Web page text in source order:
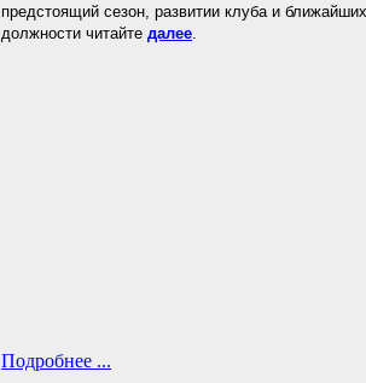
предстоящий сезон, развитии клуба и
должности читайте далее
Подробнее ...